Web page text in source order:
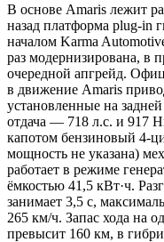
В основе Amaris лежит
назад платформа plug-in
началом Karma
раз модернизирована, в
очередной апгрейд.
в движение Amaris
установленные на
отдача — 718 л.с. и 917
капотом бензиновый 4-
мощность не указана)
работает в режиме
ёмкостью 41,5 кВт·ч.
занимает 3,5 с,
265 км/ч. Запас хода на
превысит 160 км, в